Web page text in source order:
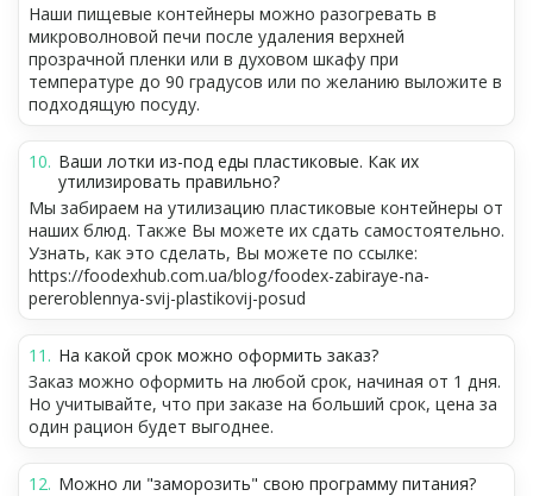
Наши пищевые контейнеры можно разогревать в
микроволновой печи после удаления верхней
прозрачной пленки или в духовом шкафу при
температуре до 90 градусов или по желанию выложите в
подходящую посуду.
Ваши лотки из-под еды пластиковые. Как их
утилизировать правильно?
Мы забираем на утилизацию пластиковые контейнеры от
наших блюд. Также Вы можете их сдать самостоятельно.
Узнать, как это сделать, Вы можете по ссылке:
https://foodexhub.com.ua/blog/foodex-zabiraye-na-
pereroblennya-svij-plastikovij-posud
На какой срок можно оформить заказ?
Заказ можно оформить на любой срок, начиная от 1 дня.
Но учитывайте, что при заказе на больший срок, цена за
один рацион будет выгоднее.
Можно ли "заморозить" свою программу питания?